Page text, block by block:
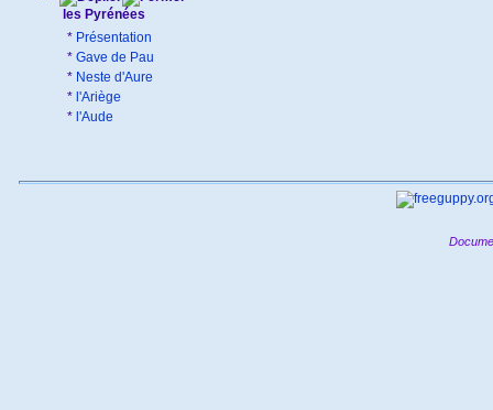
les Pyrénées
* Présentation
* Gave de Pau
* Neste d'Aure
* l'Ariège
* l'Aude